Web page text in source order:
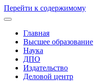
Перейти к содержимому
Главная
Высшее образование
Наука
ДПО
Издательство
Деловой центр